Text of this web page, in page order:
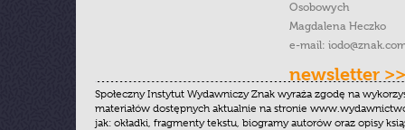
Osobowych
Magdalena Heczko
e-mail:
newsletter >>
Społeczny Instytut Wydawniczy Znak wyraża zgodę na
materiałów dostępnych aktualnie na stronie
jak: okładki, fragmenty tekstu, biogramy autorów oraz opisy